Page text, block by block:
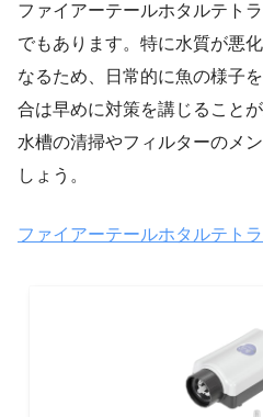
ファイアーテールホタルテト
でもあります。特に水質が悪
なるため、日常的に魚の様子
合は早めに対策を講じること
水槽の清掃やフィルターのメ
しょう。
ファイアーテールホタルテト